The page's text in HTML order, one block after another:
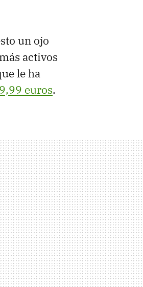
un ojo
activos
le ha
euros.